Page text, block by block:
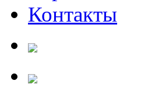
Контакты